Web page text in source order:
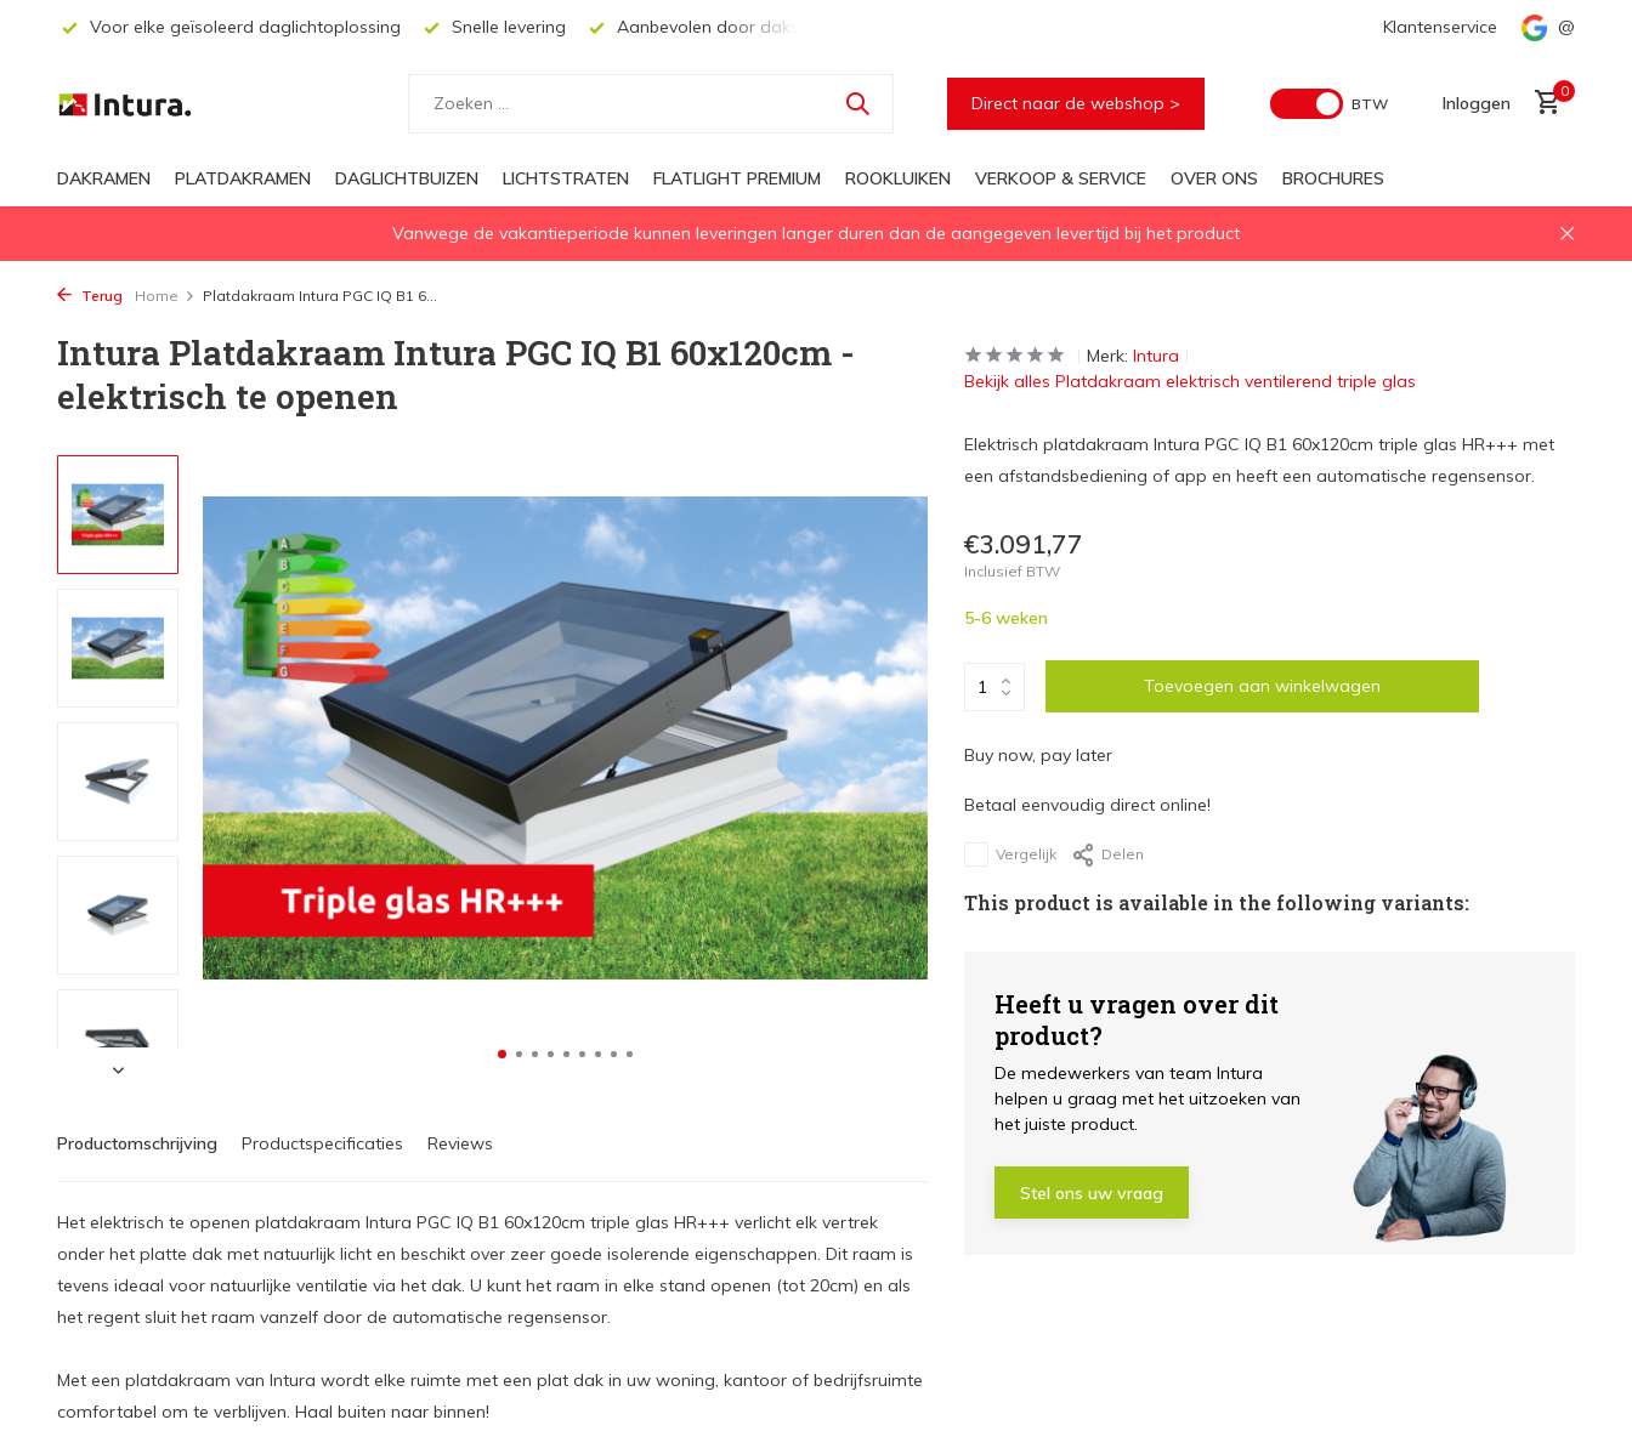
elke geïsoleerd daglichtoplossing Snelle levering Aanbevolen door dakwerkers, aannemers en architecten Snelle levering
Klantenservice @
Direct naar de webshop > BTW Inloggen
0
DAKRAMEN PLATDAKRAMEN DAGLICHTBUIZEN LICHTSTRATEN FLATLIGHT PREMIUM ROOKLUIKEN VERKOOP & SERVICE OVER ONS BROCHURES
Vanwege de vakantieperiode kunnen leveringen langer duren dan de aangegeven levertijd bij het product
Terug Home Platdakraam Intura PGC IQ B1 6...
Intura Platdakraam Intura PGC IQ B1 60x120cm -
elektrisch te openen
Productomschrijving Productspecificaties Reviews
Het elektrisch te openen platdakraam Intura PGC IQ B1 60x120cm triple glas HR+++ verlicht elk vertrek
onder het platte dak met natuurlijk licht en beschikt over zeer goede isolerende eigenschappen. Dit raam is
tevens ideaal voor natuurlijke ventilatie via het dak. U kunt het raam in elke stand openen (tot 20cm) en als
het regent sluit het raam vanzelf door de automatische regensensor.
Met een platdakraam van Intura wordt elke ruimte met een plat dak in uw woning, kantoor of bedrijfsruimte
comfortabel om te verblijven. Haal buiten naar binnen!
Merk: Intura
Bekijk alles Platdakraam elektrisch ventilerend triple glas
Elektrisch platdakraam Intura PGC IQ B1 60x120cm triple glas HR+++ met
een afstandsbediening of app en heeft een automatische regensensor.
€3.091,77
Inclusief BTW
5-6 weken
Toevoegen aan winkelwagen
Buy now, pay later
Betaal eenvoudig direct online!
Vergelijk Delen
This product is available in the following variants:
Heeft u vragen over dit
product?
De medewerkers van team Intura
helpen u graag met het uitzoeken van
het juiste product.
Stel ons uw vraag